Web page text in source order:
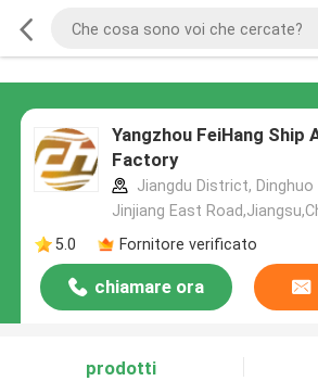
Yangzhou FeiHang Ship
Factory
Jiangdu District, Dinghuo
Jinjiang East
5.0
Fornitore verificato
chiamare ora
prodotti